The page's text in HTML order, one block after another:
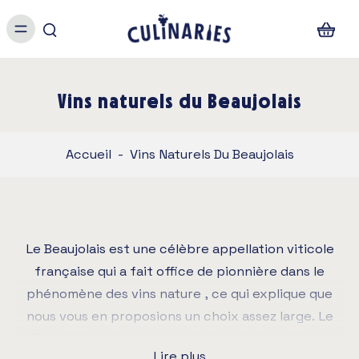
Vins naturels du Beaujolais
Accueil - Vins Naturels Du Beaujolais
Le Beaujolais est une célèbre appellation viticole
française qui a fait office de pionnière dans le
phénomène des vins nature , ce qui explique que
nous vous en proposions un choix assez large. Le